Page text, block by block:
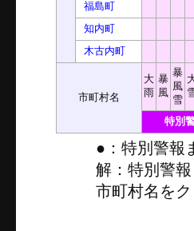
福島町
知内町
木古内町
市町村名
大
雨
暴
風
暴
風
雪
特別
●：特別警報
解：特別警
市町村名を